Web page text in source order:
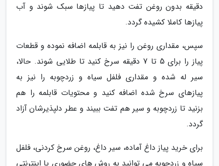
دقیقه بدون روغن تفت دهید تا پیازها سبک شوند و آب
پیازها کاملا کشیده گردد.
سپس، مقداری روغن را نیز به قابلمه اضافه نموده و قطعات
پیاز را برای 5 تا 7 دقیقه سرخ کنید تا طلایی شوند. حالا،
سیر له شده و مقداری فلفل سیاه و زردچوبه را نیز به
پیازهای سرخ شده اضافه کنید و محتویات قابلمه را هم
بزنید تا زردچوبه و سیر هم تفت ببیند و عطر دلپذیرشان آزاد
گردد.
برای خرید پیاز داغ آماده، سیر داغ، روغن سرخ کردنی، فلفل
سیاه و زردچوبه می توانید به روش های حضوری یا اینترنتی